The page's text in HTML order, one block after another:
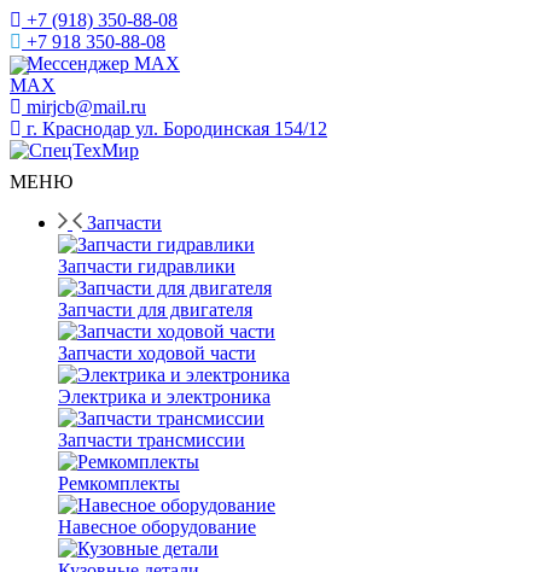
+7 (918) 350-88-08
+7 918 350-88-08
Мессенджер MAX
mirjcb@mail.ru
г. Краснодар ул. Бородинская 154/12
МЕНЮ
Запчасти
Запчасти гидравлики
Запчасти для двигателя
Запчасти ходовой части
Электрика и электроника
Запчасти трансмиссии
Ремкомплекты
Навесное оборудование